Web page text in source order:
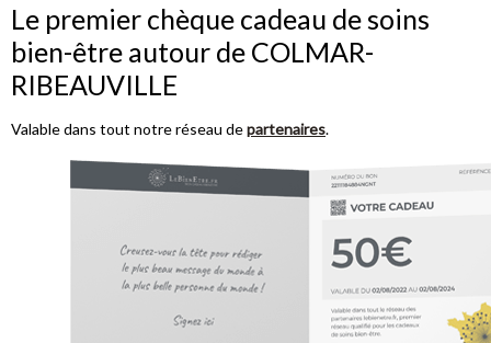
Le premier chèque cadeau de soins
bien-être autour de COLMAR-
RIBEAUVILLE
Valable dans tout notre réseau departenaires.